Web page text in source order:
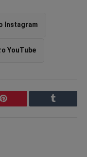
Instagram
YouTube
Pinterest Tumblr